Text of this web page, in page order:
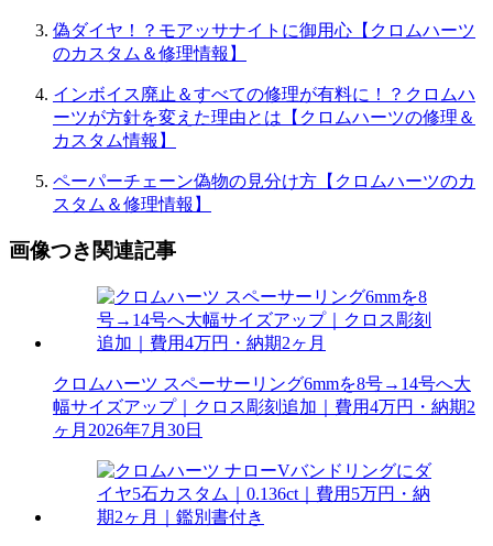
偽ダイヤ！？モアッサナイトに御用心【クロムハーツ
のカスタム＆修理情報】
インボイス廃止＆すべての修理が有料に！？クロムハ
ーツが方針を変えた理由とは【クロムハーツの修理＆
カスタム情報】
ペーパーチェーン偽物の見分け方【クロムハーツのカ
スタム＆修理情報】
画像つき関連記事
クロムハーツ スペーサーリング6mmを8号→14号へ大
幅サイズアップ｜クロス彫刻追加｜費用4万円・納期2
ヶ月 2026年7月30日